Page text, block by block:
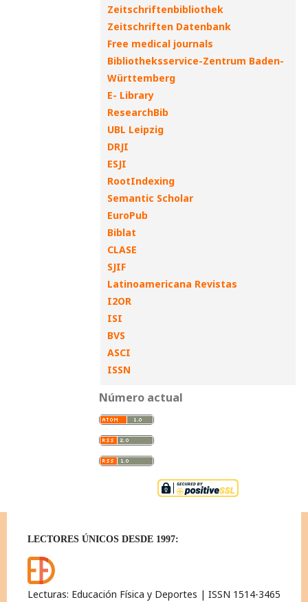
Zeitschriftenbibliothek
Zeitschriften Datenbank
Free medical journals
Bibliotheksservice-Zentrum Baden-
Württemberg
E- Library
ResearchBib
UBL Leipzig
DRJI
ESJI
RootIndexing
Semantic Scholar
EuroPub
Biblat
CLASE
SJIF
Latinoamericana Revistas
I2OR
ISI
BVS
ASCI
ISSN
Número actual
LECTORES ÚNICOS DESDE 1997:
Lecturas: Educación Física y Deportes | ISSN 1514-3465